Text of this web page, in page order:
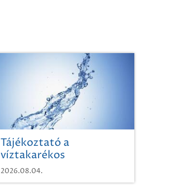
Tájékoztató a
víztakarékos
vízhasználatról
2026.08.04.